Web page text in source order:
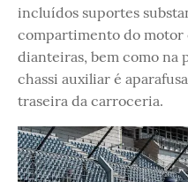
incluídos suportes
compartimento do motor
dianteiras, bem como na
chassi auxiliar é
traseira da carroceria.